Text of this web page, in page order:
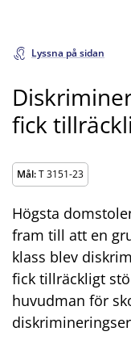
Lyssna på sidan
fick
Mål:T 3151-23
Högsta
fram till att en
klass blev
fick tillräckligt
huvudman för